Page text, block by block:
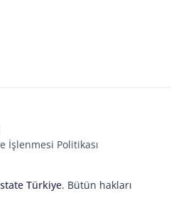
İşlenmesi Politikası
Türkiye. Bütün hakları